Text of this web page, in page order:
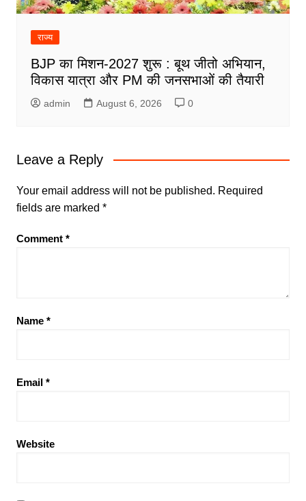
राज्य
BJP का मिशन-2027 शुरू : बूथ जीतो अभियान,
विकास यात्रा और PM की जनसभाओं की तैयारी
admin August 6, 2026 0
Leave a Reply
Your email address will not be published. Required
fields are marked *
Comment *
Name *
Email *
Website